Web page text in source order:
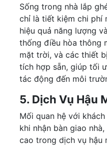
Sống trong nhà lắp
chỉ là tiết kiệm chi phí
hiệu quả năng lượng
thống điều hòa thông
mặt trời, và các thiết
tích hợp sẵn, giúp tối
tác động đến môi
5. Dịch Vụ Hậu
Mối quan hệ với
khi nhận bàn giao
cao trong dịch vụ hậu